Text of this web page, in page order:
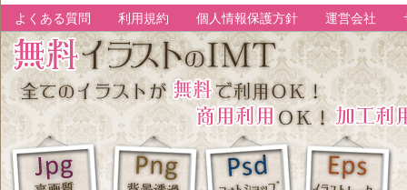
よくある質問 利用規約 個人情報保護方針 運営会社